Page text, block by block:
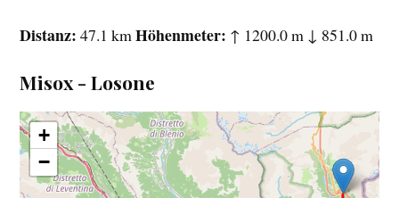
Distanz 47.1 kmHöhenmeter ↑ 1200.0 m ↓ 851.0 m
Misox - Losone
+
−